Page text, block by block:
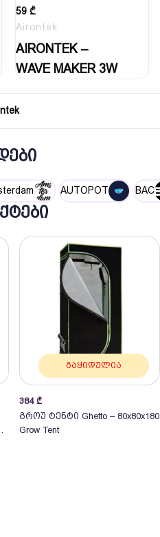
59 ₾
Airontek
AIRONTEK –
WAVE MAKER 3W
AUTOPOT BAC
გაყიდულია
384 ₾
გროუ ტენტი Ghetto – 80x80x180
Grow Tent